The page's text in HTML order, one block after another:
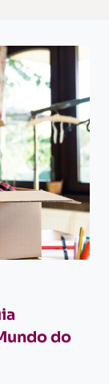
do